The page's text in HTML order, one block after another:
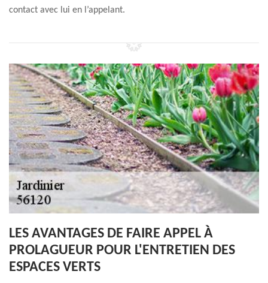
contact avec lui en l’appelant.
LES AVANTAGES DE FAIRE APPEL À
PROLAGUEUR POUR L'ENTRETIEN DES
ESPACES VERTS